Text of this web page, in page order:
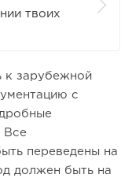
твоих
к зарубежной
с
Все
переведены на
должен быть на